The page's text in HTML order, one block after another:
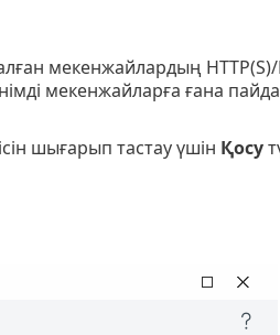
мекенжайлардың
мекенжайларға ғана
шығарып тастау үшін Қосу